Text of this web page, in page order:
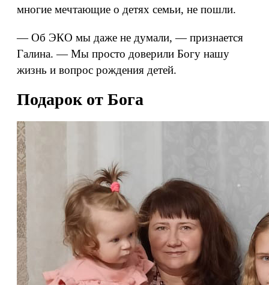
многие мечтающие о детях семьи, не пошли.
— Об ЭКО мы даже не думали, — признается
Галина. — Мы просто доверили Богу нашу
жизнь и вопрос рождения детей.
Подарок от Бога